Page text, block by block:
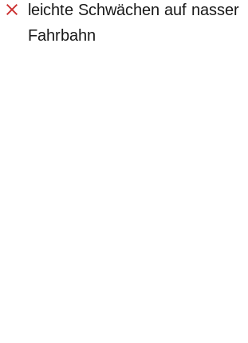
leichte Schwächen auf nasser
Fahrbahn